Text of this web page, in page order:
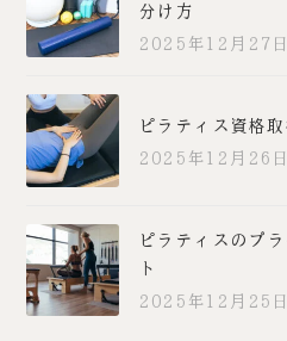
分け方
2025年12月27日
ピラティス資格
2025年12月26日
ピラティスのプ
ト
2025年12月25日